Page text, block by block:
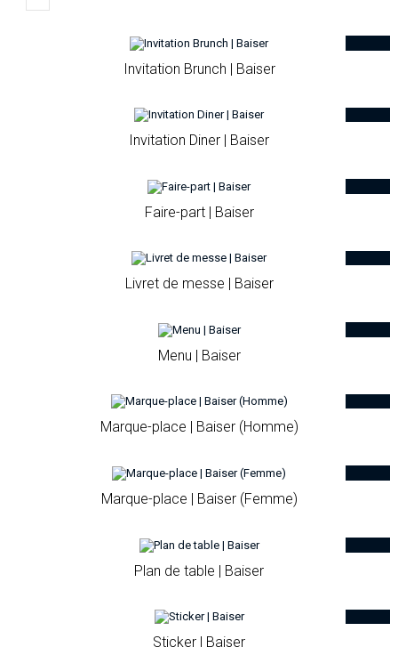
Invitation Brunch | Baiser
Invitation Diner | Baiser
Faire-part | Baiser
Livret de messe | Baiser
Menu | Baiser
Marque-place | Baiser (Homme)
Marque-place | Baiser (Femme)
Plan de table | Baiser
Sticker | Baiser